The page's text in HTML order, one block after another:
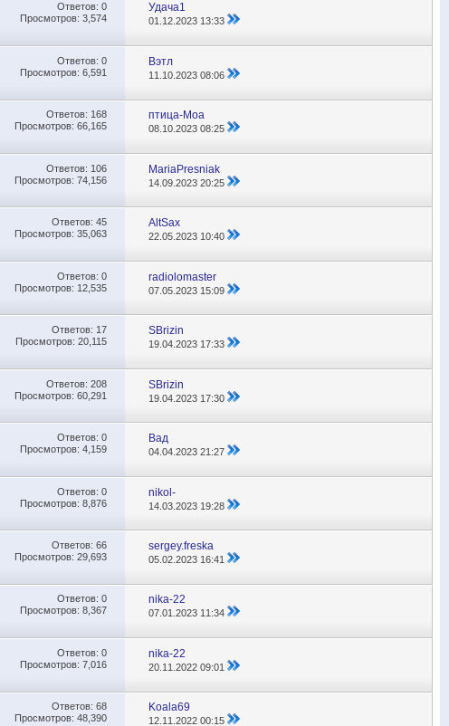
Ответов: 0
Просмотров: 3,574
Удача1
01.12.2023 13:33
Ответов: 0
Просмотров: 6,591
Вэтл
11.10.202308:06
Ответов: 168
Просмотров: 66,165
птица-Моа
08.10.202308:25
Ответов: 106
Просмотров: 74,156
MariaPresniak
14.09.202320:25
Ответов: 45
Просмотров: 35,063
AltSax
22.05.2023 10:40
Ответов: 0
Просмотров: 12,535
radiolomaster
07.05.2023 15:09
Ответов: 17
Просмотров: 20,115
SBrizin
19.04.2023 17:33
Ответов: 208
Просмотров: 60,291
SBrizin
19.04.2023 17:30
Ответов: 0
Просмотров: 4,159
Вад
04.04.202321:27
Ответов: 0
Просмотров: 8,876
nikol-
14.03.2023 19:28
Ответов: 66
Просмотров: 29,693
sergey.freska
05.02.2023 16:41
Ответов: 0
Просмотров: 8,367
nika-22
07.01.202311:34
Ответов: 0
Просмотров: 7,016
nika-22
20.11.202209:01
Ответов: 68
Просмотров: 48,390
Koala69
12.11.202200:15